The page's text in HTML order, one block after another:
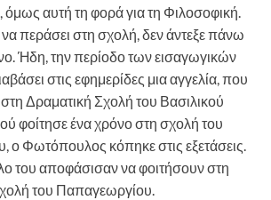
όμως αυτή τη φορά για τη Φιλοσοφική.
περάσει στη σχολή, δεν άντεξε πάνω
Ήδη, την περίοδο των εισαγωγικών
στις εφημερίδες μια αγγελία, που
Δραματική Σχολή του Βασιλικού
φοίτησε ένα χρόνο στη σχολή του
ο Φωτόπουλος κόπηκε στις εξετάσεις.
του αποφάσισαν να φοιτήσουν στη
του Παπαγεωργίου.